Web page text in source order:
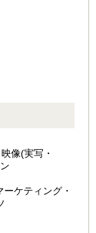
像(実写・
ケティング・